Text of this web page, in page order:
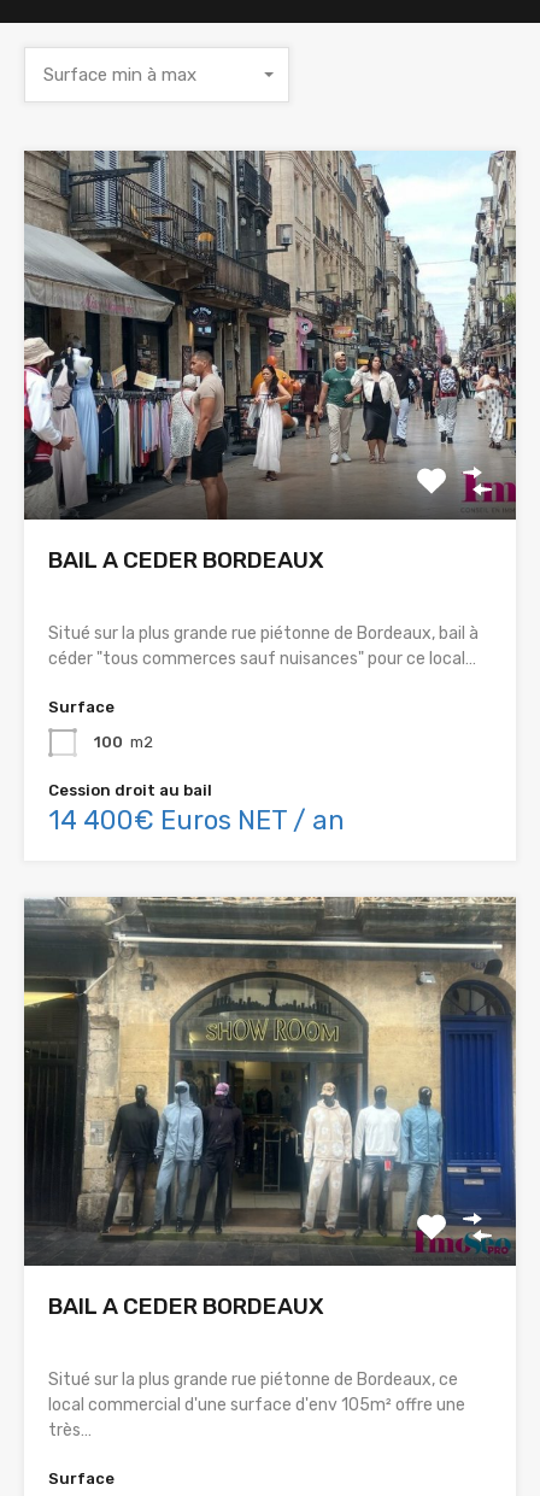
Surface min à max
BAIL A CEDER BORDEAUX
Situé sur la plus grande rue piétonne de Bordeaux, bail à
céder "tous commerces sauf nuisances" pour ce local…
Surface
100 m2
Cession droit au bail
14 400€ Euros NET / an
BAIL A CEDER BORDEAUX
Situé sur la plus grande rue piétonne de Bordeaux, ce
local commercial d'une surface d'env 105m² offre une
très…
Surface